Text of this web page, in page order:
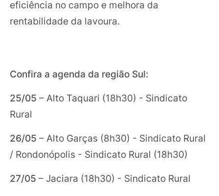
eficiência no campo e melhora da
rentabilidade da lavoura.
Confira a agenda da região Sul:
25/05 – Alto Taquari (18h30) - Sindicato
Rural
26/05 – Alto Garças (8h30) - Sindicato Rural
/ Rondonópolis - Sindicato Rural (18h30)
27/05 – Jaciara (18h30) - Sindicato Rural